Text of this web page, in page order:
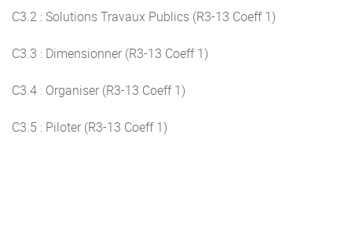
C3.2 : Solutions Travaux Publics (R3-13 Coeff 1)
C3.3 : Dimensionner (R3-13 Coeff 1)
C3.4 : Organiser (R3-13 Coeff 1)
C3.5 : Piloter (R3-13 Coeff 1)